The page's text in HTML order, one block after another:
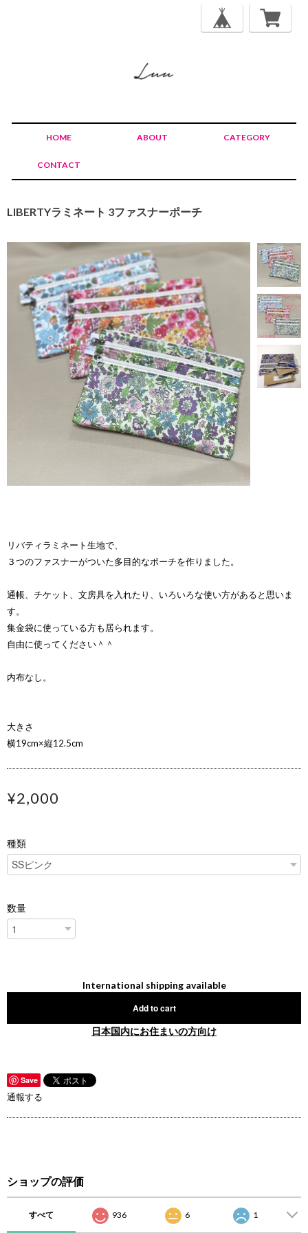
HOME ABOUT CATEGORY
CONTACT
LIBERTYラミネート 3ファスナーポーチ
リバティラミネート生地で、
３つのファスナーがついた多目的なポーチを作りました。
通帳、チケット、文房具を入れたり、いろいろな使い方があると思いま
す。
集金袋に使っている方も居られます。
自由に使ってください＾＾
内布なし。
大きさ
横19cm×縦12.5cm
¥2,000
種類
数量
International shipping available
Add to cart
日本国内にお住まいの方向け
Save
通報する
ショップの評価
すべて 936 6 1